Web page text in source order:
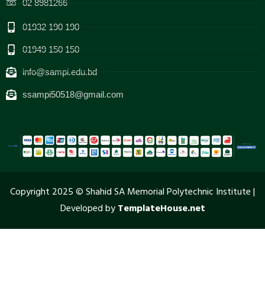
02 8981266
01932 190 190
01949 150 150
info@sampi.edu.bd
ssampi50518@gmail.com
Copyright 2025 © Shahid SA Memorial Polytechnic Institute |
Developed byTemplateHouse.net